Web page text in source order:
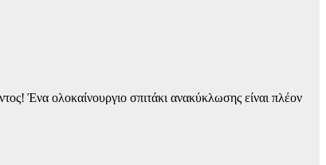
Ένα ολοκαίνουργιο σπιτάκι ανακύκλωσης είναι πλέον